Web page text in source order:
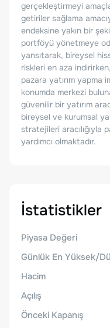
gerçekleştirmeyi
getiriler sağlama
endeksine yakın bir
portföyü yönetmeye
yansıtarak, bireysel
riskleri en aza
pazara yatırım yapma
konumda merkezi
güvenilir bir yatırım
bireysel ve kurumsal
stratejileri aracılığıyla
yardımcı olmaktadır.
İstatistikler
Piyasa Değeri
Günlük En Yüksek/
Hacim
Açılış
Önceki Kapanış